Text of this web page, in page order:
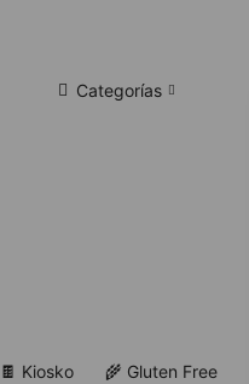
Categorías
🍫 Kiosko 🌾 Gluten Free